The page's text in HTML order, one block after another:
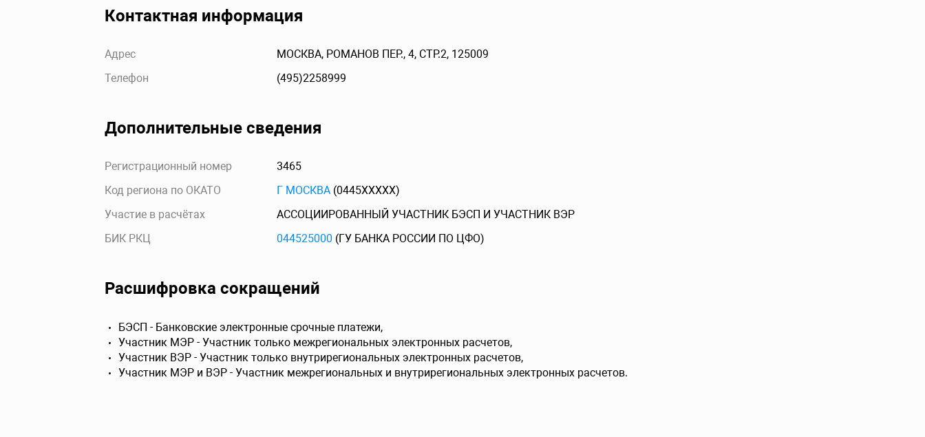
Контактная информация
Адрес
МОСКВА, РОМАНОВ ПЕР., 4, СТР.2, 125009
Телефон
(495)2258999
Дополнительные сведения
Регистрационный номер
3465
Код региона по ОКАТО
Г МОСКВА (0445XXXXX)
Участие в расчётах
АССОЦИИРОВАННЫЙ УЧАСТНИК БЭСП И УЧАСТНИК ВЭР
БИК РКЦ
044525000 (ГУ БАНКА РОССИИ ПО ЦФО)
Расшифровка сокращений
БЭСП - Банковские электронные срочные платежи,
Участник МЭР - Участник только межрегиональных электронных расчетов,
Участник ВЭР - Участник только внутрирегиональных электронных расчетов,
Участник МЭР и ВЭР - Участник межрегиональных и внутрирегиональных электронных расчетов.